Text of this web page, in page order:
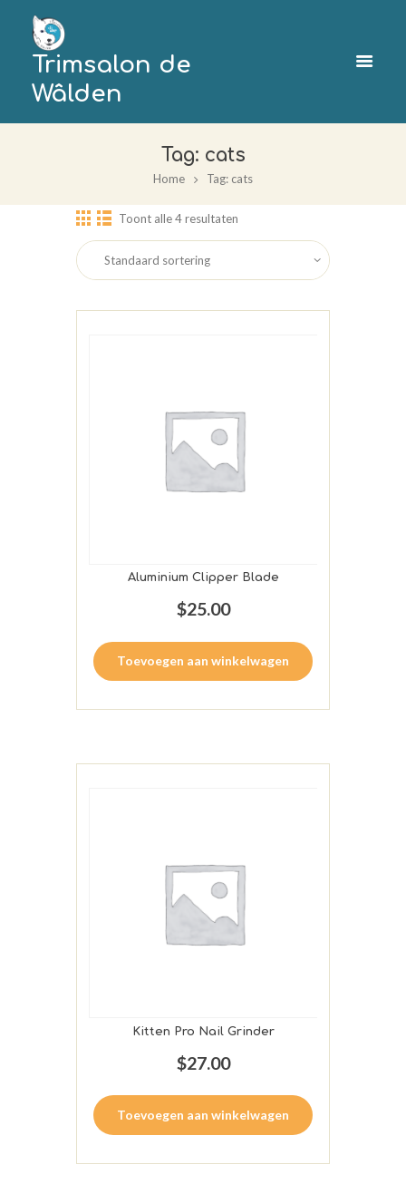
Trimsalon de
Wâlden
Tag: cats
Home Tag: cats
Toont alle 4 resultaten
Aluminium Clipper Blade
$25.00
Toevoegen aan winkelwagen
Kitten Pro Nail Grinder
$27.00
Toevoegen aan winkelwagen